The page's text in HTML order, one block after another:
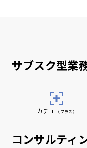
サブスク型業
カチ + （プラス）
コンサルティ